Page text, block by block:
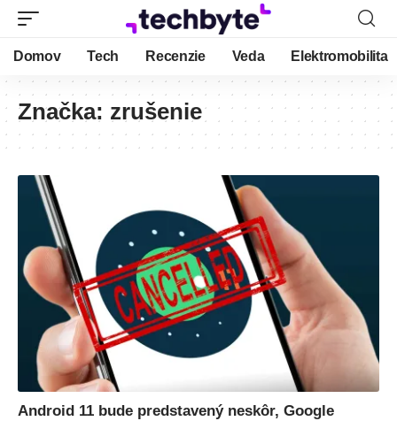
Domov Tech Recenzie Veda Elektromobilita
Značka: zrušenie
Android 11 bude predstavený neskôr, Google